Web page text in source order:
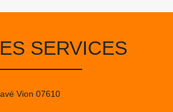
SERVICES
Vion 07610